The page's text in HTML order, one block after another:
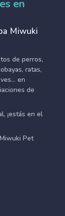
en
Miwuki
de perros,
ratas,
en
de
¡estás en el
Pet